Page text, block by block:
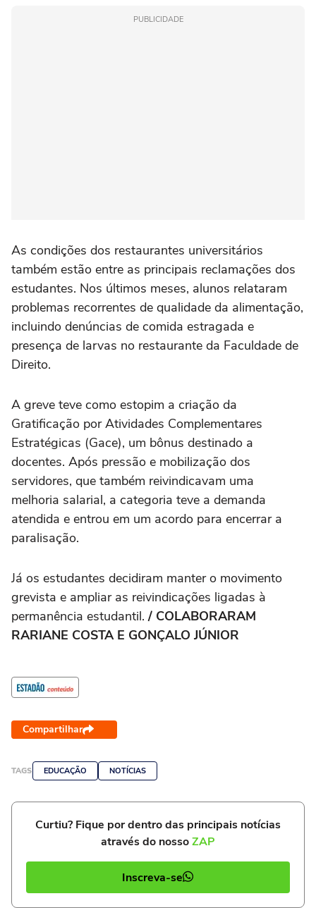
PUBLICIDADE
As condições dos restaurantes universitários
também estão entre as principais reclamações dos
estudantes. Nos últimos meses, alunos relataram
problemas recorrentes de qualidade da alimentação,
incluindo denúncias de comida estragada e
presença de larvas no restaurante da Faculdade de
Direito.
A greve teve como estopim a criação da
Gratificação por Atividades Complementares
Estratégicas (Gace), um bônus destinado a
docentes. Após pressão e mobilização dos
servidores, que também reivindicavam uma
melhoria salarial, a categoria teve a demanda
atendida e entrou em um acordo para encerrar a
paralisação.
Já os estudantes decidiram manter o movimento
grevista e ampliar as reivindicações ligadas à
permanência estudantil./ COLABORARAM
RARIANE COSTA E GONÇALO JÚNIOR
Compartilhar
TAGS EDUCAÇÃO NOTÍCIAS
Curtiu? Fique por dentro das principais notícias
através do nossoZAP
Inscreva-se